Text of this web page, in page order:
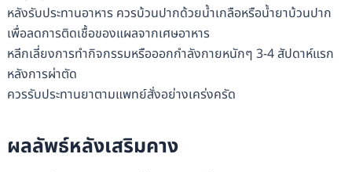
หลังรับประทานอาหาร ควรบ้วนปากด้วยน้ำเกลือหรือน้ำยาบ้วนปาก
เพื่อลดการติดเชื้อของแผลจากเศษอาหาร
หลีกเลี่ยงการทำกิจกรรมหรือออกกำลังกายหนักๆ 3-4 สัปดาห์แรก
หลังการผ่าตัด
ควรรับประทานยาตามแพทย์สั่งอย่างเคร่งครัด
ผลลัพธ์หลังเสริมคาง